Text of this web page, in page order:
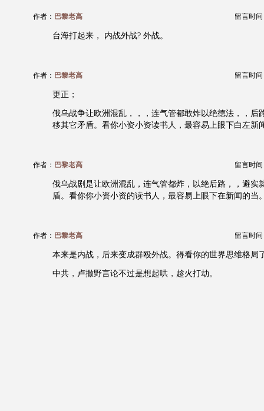
作者： 巴黎老高 留言时间
台海打起来， 内战外战? 外战。
作者： 巴黎老高 留言时间
更正；
俄乌战争让欧洲混乱，，，连气管都敢炸以绝德法，，后
移其它矛盾。看你小资小资读书人，最容易上眼下白左新
作者： 巴黎老高 留言时间
俄乌战剧是让欧洲混乱，连气管都炸，以绝后路，，避实
盾。看你你小资小资的读书人，最容易上眼下在新闻的当
作者： 巴黎老高 留言时间
本来是内战，后来变成群殴外战。得看你的世界思维格局
中共，卢撒野言论不过是想起哄，趁火打劫。